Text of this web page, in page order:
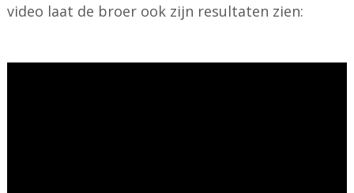
video laat de broer ook zijn resultaten zien: